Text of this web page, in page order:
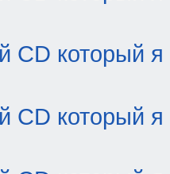
CD который я
CD который я